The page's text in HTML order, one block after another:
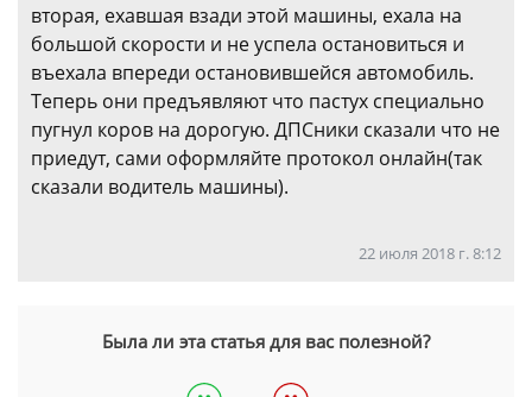
вторая, ехавшая взади этой машины, ехала на
большой скорости и не успела остановиться и
въехала впереди остановившейся автомобиль.
Теперь они предъявляют что пастух специально
пугнул коров на дорогую. ДПСники сказали что не
приедут, сами оформляйте протокол онлайн(так
сказали водитель машины).
22 июля 2018 г. 8:12
Была ли эта статья для вас полезной?